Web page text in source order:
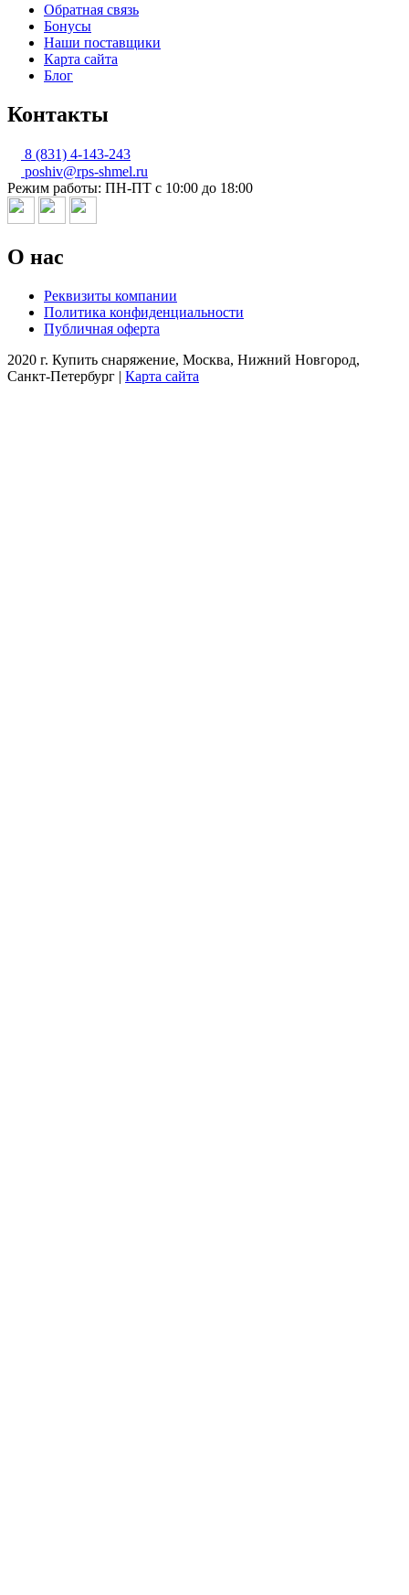
Обратная связь
Бонусы
Наши поставщики
Карта сайта
Блог
Контакты
8 (831) 4-143-243
poshiv@rps-shmel.ru
Режим работы: ПН-ПТ с 10:00 до 18:00
О нас
Реквизиты компании
Политика конфиденциальности
Публичная оферта
2020 г. Купить снаряжение, Москва, Нижний Новгород,
Санкт-Петербург | Карта сайта